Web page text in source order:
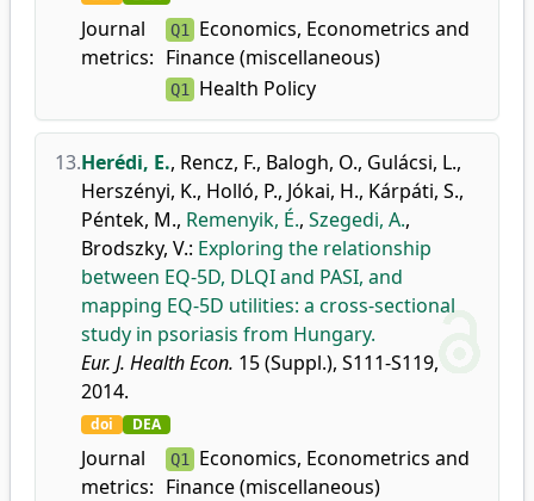
Journal
metrics:
Q1
Economics, Econometrics and
Finance (miscellaneous)
Q1 Health Policy
13.Herédi, E., Rencz, F., Balogh, O., Gulácsi, L.,
Herszényi, K., Holló, P., Jókai, H., Kárpáti, S.,
Péntek, M., Remenyik, É., Szegedi, A.,
Brodszky, V.: Exploring the relationship
between EQ-5D, DLQI and PASI, and
mapping EQ-5D utilities: a cross-sectional
study in psoriasis from Hungary.
Eur. J. Health Econ. 15 (Suppl.), S111-S119,
2014.
doi DEA
Journal
metrics:
Q1
Economics, Econometrics and
Finance (miscellaneous)